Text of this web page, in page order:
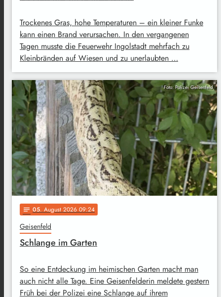
Trockenes Gras, hohe Temperaturen – ein kleiner Funke
kann einen Brand verursachen. In den vergangenen
Tagen musste die Feuerwehr Ingolstadt mehrfach zu
Kleinbränden auf Wiesen und zu unerlaubten …
Foto: Polizei Geisenfeld
notes 05. August 2026 09:24
Geisenfeld
Schlange im Garten
So eine Entdeckung im heimischen Garten macht man
auch nicht alle Tage. Eine Geisenfelderin meldete gestern
Früh bei der Polizei eine Schlange auf ihrem